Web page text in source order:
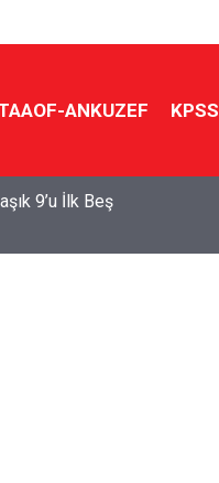
ANKUZEF KPSS
9’u İlk Beş